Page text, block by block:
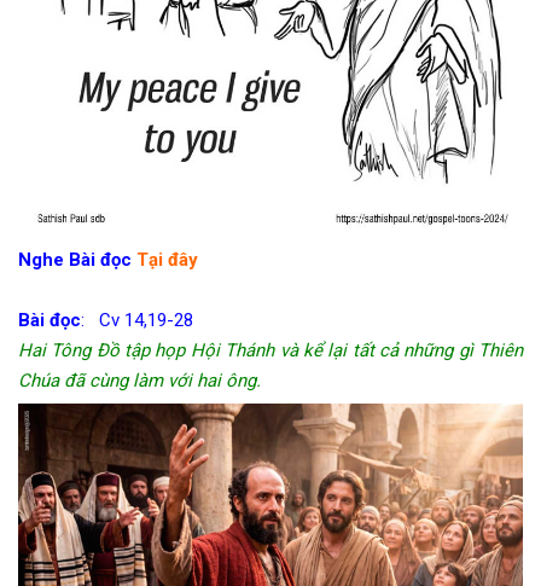
Nghe Bài đọc Tại đây
Bài đọc: Cv 14,19-28
Hai Tông Đồ tập họp Hội Thánh và kể lại tất cả những gì Thiên
Chúa đã cùng làm với hai ông.